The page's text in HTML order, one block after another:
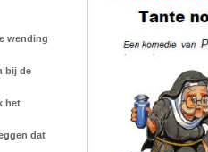
wending
bij de
het
dat